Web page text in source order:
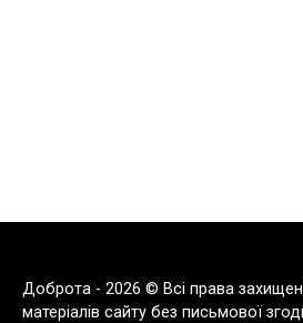
Доброта - 2026 © Всі права
матеріалів сайту без письмової